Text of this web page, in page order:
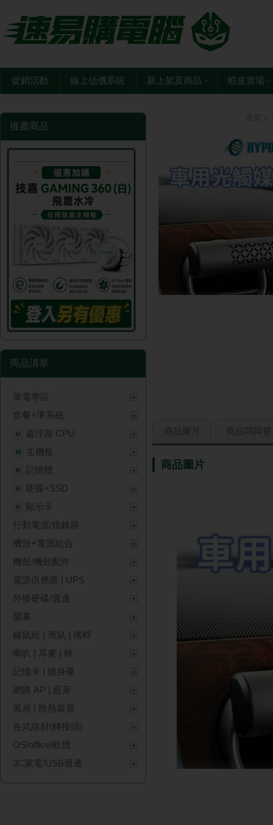
促銷活動 線上估價系統 新上架及商品 蝦皮賣場
推薦商品
商品清單
筆電專區
套餐+準系統
U 處理器 CPU
M 主機板
R 記憶體
H 硬碟+SSD
V
顯示卡
行動電源/燒錄器
機殼+電源組合
機殼/機殼配件
電源供應器 | UPS
外接硬碟/週邊
螢幕
鍵鼠組 | 滑鼠 | 搖桿
喇叭 | 耳麥 | 椅
記憶卡 | 隨身碟
網路 AP | 藍芽
風扇 | 散熱裝置
各式線材(轉接頭)
OS/office/軟體
3C家電/USB週邊
商品圖片 商品問與答
商品圖片